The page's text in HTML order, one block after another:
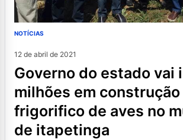
NOTÍCIAS
12 de abril de 2021
governo do estado vai investir 2
milhões em construção
frigorifico de aves no
de itapetinga